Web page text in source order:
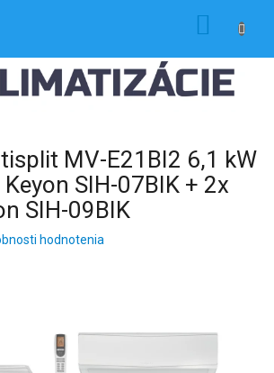
MV-E21BI2 6,1 kW
SIH-07BIK + 2x
SIH-09BIK
hodnotenia